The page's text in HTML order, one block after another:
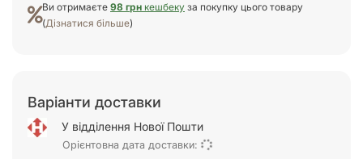
Ви отримаєте 98 грн кешбеку за покупку цього товару
(Дізнатися більше)
Варіанти доставки
У відділення Нової Пошти
Орієнтовна дата доставки: